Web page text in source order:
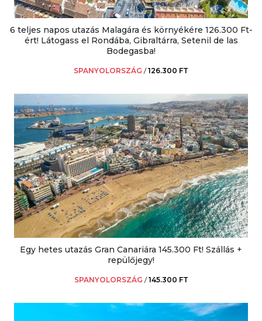
6 teljes napos utazás Malagára és környékére 126.300 Ft-
ért! Látogass el Rondába, Gibraltárra, Setenil de las
Bodegasba!
SPANYOLORSZÁG /126.300 FT
Egy hetes utazás Gran Canariára 145.300 Ft! Szállás +
repülőjegy!
SPANYOLORSZÁG /145.300 FT